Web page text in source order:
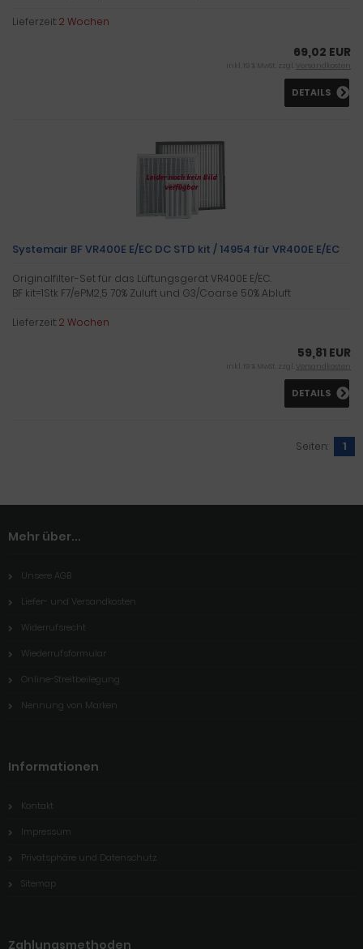
Lieferzeit:2 Wochen
69,02 EUR
inkl. 19 % MwSt. zzgl. Versandkosten
DETAILS
Systemair BF VR400E E/EC DC STD kit / 14954 für VR400E E/EC
Originalfilter-Set für das Lüftungsgerät VR400E E/EC.
BF kit=1Stk F7/ePM2,5 70% Zuluft und G3/Coarse 50% Abluft
Lieferzeit:2 Wochen
59,81 EUR
inkl. 19 % MwSt. zzgl. Versandkosten
DETAILS
Seiten: 1
Mehr über...
Unsere AGB
Liefer- und Versandkosten
Widerrufsrecht
Wiederrufsformular
Online-Streitbeilegung
Nennung von Marken
Informationen
Kontakt
Impressum
Privatsphäre und Datenschutz
Sitemap
Zahlungsmethoden